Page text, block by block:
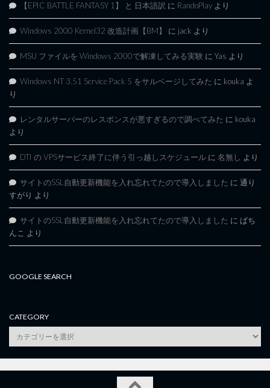
【EPIC BATTLE FANTASY 1】 と 日本語訳 に RandoPlay より
Windows 2000 Kernel32 改造計画【BM】 に jack より
MSU ファイルを Windows 2000で解凍してみる実験 に Yas より
Windows NT 3.51 Service Pack 5 をサルベージしてみた に kouka よ
り
レンタルサーバーのレスポンスが悪すぎるので調べてみた に kouka
より
DTI の VPSサービス終了に伴う引っ越しスケジュール に 名無し より
サイトのSSL自動更新機能を入れ忘れてたので導入しました に 通り
すがり より
サイトのSSL自動更新機能を入れ忘れてたので導入しました に ぱち
んこ より
GOOGLE SEARCH
CATEGORY
category